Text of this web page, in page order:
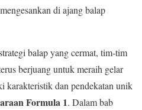
di ajang balap
balap yang cermat, tim-tim
berjuang untuk meraih gelar
karakteristik dan pendekatan unik
Formula 1. Dalam bab